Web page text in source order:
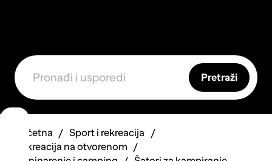
Pretraži
Početna
Sport i rekreacija
Rekreacija na otvorenom